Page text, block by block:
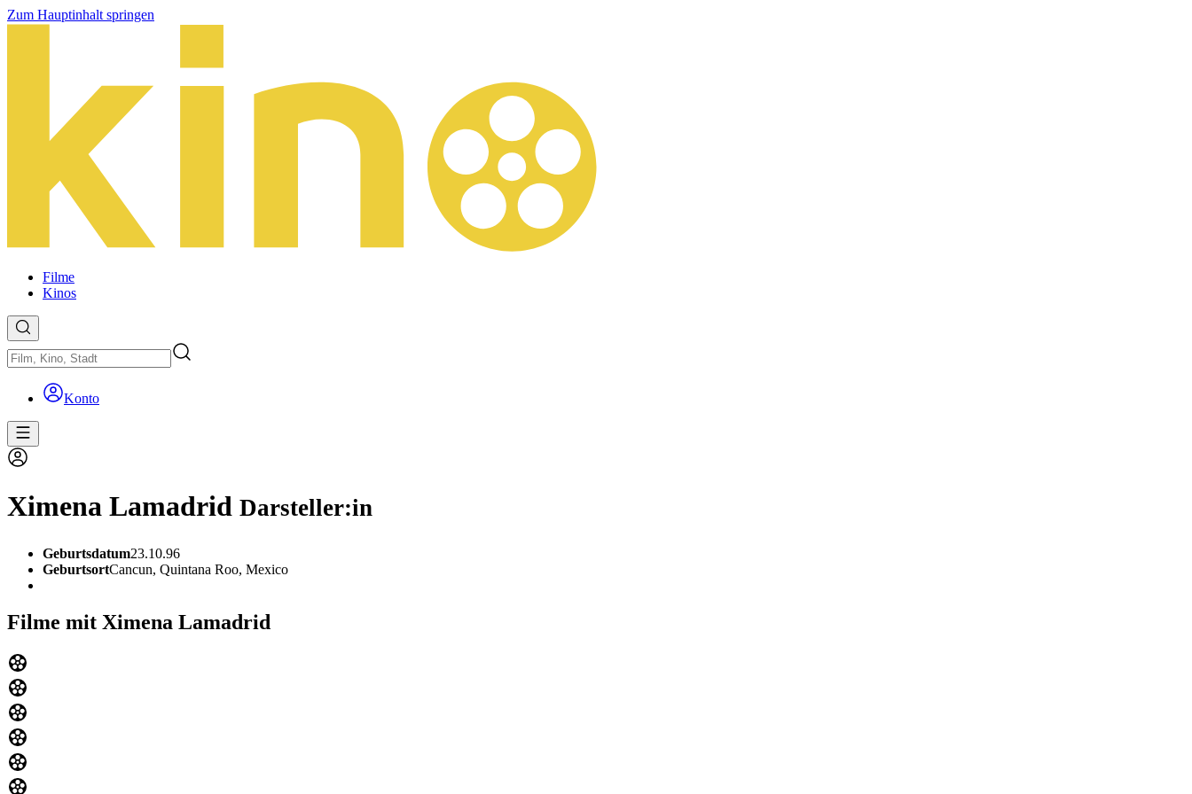
Zum Hauptinhalt springen
Filme
Kinos
Konto
Ximena Lamadrid Darsteller:in
Geburtsdatum23.10.96
GeburtsortCancun, Quintana Roo, Mexico
Filme mit Ximena Lamadrid